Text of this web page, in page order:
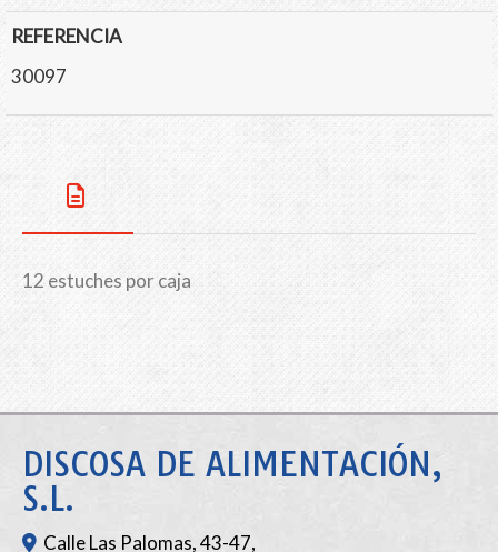
REFERENCIA
30097
12 estuches por caja
DISCOSA DE ALIMENTACIÓN,
S.L.
Calle Las Palomas, 43-47,